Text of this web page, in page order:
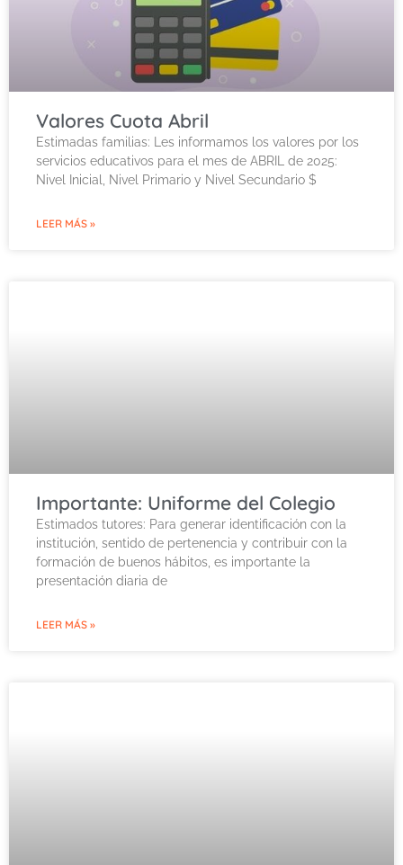
Valores Cuota Abril
Estimadas familias: Les informamos los valores por los
servicios educativos para el mes de ABRIL de 2025:
Nivel Inicial, Nivel Primario y Nivel Secundario $
LEER MÁS »
Importante: Uniforme del Colegio
Estimados tutores: Para generar identificación con la
institución, sentido de pertenencia y contribuir con la
formación de buenos hábitos, es importante la
presentación diaria de
LEER MÁS »